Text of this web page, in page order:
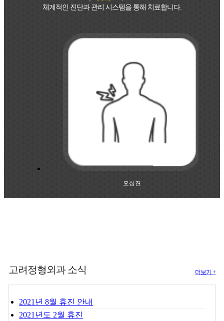
체계적인 진단과 관리 시스템을 통해 치료합니다.
오십견
고려정형외과 소식 더보기 +
2021년 8월 휴진 안내
2021년도 2월 휴진